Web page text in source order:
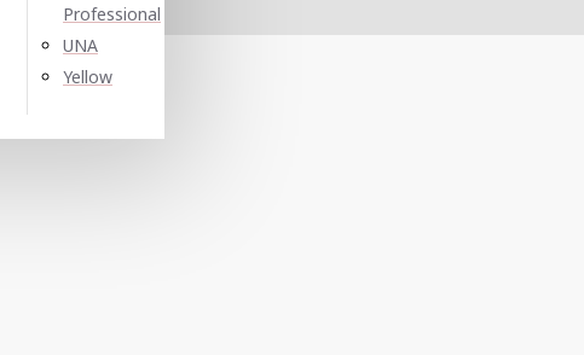
Professional
UNA
Yellow